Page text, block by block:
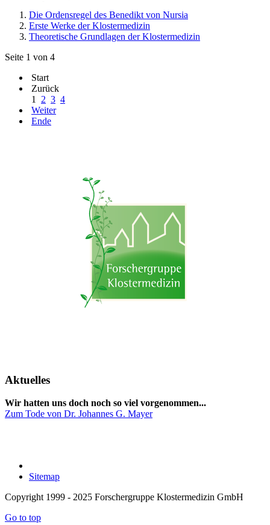
Die Ordensregel des Benedikt von Nursia
Erste Werke der Klostermedizin
Theoretische Grundlagen der Klostermedizin
Seite 1 von 4
Start
Zurück
1
2 3 4
Weiter
Ende
Aktuelles
Wir hatten uns doch noch so viel vorgenommen...
Zum Tode von Dr. Johannes G. Mayer
Sitemap
Copyright 1999 - 2025 Forschergruppe Klostermedizin GmbH
Go to top